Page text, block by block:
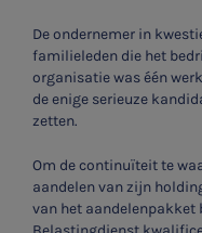
De ondernemer in
familieleden die het
organisatie was één
de enige serieuze
zetten.
Om de continuïteit te
aandelen van zijn
van het aandelenpakket